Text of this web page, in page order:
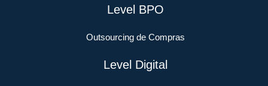
Level BPO
Outsourcing de Compras
Level Digital